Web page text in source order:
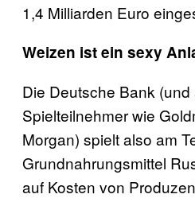
1,4 Milliarden Euro
Weizen ist ein sexy
Die Deutsche Bank
Spielteilnehmer wie
Morgan) spielt also am
Grundnahrungsmittel
auf Kosten von